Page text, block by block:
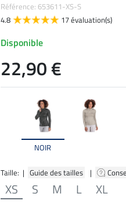
NOIR
Taille: | Guide des tailles |
XS S M L XL
Référence: 653611-XS-S
4.8
17 évaluation(s)
Disponible
22,90 €